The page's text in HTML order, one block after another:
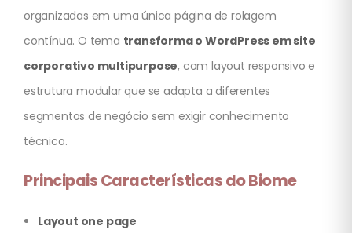
organizadas em uma única página de rolagem
contínua. O tema transforma o WordPress em site
corporativo multipurpose, com layout responsivo e
estrutura modular que se adapta a diferentes
segmentos de negócio sem exigir conhecimento
técnico.
Principais Características do Biome
Layout one page